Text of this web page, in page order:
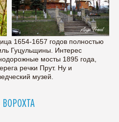
1654-1657 годов полностью
Гуцульщины. Интерес
мосты 1895 года,
речки Прут. Ну и
музей.